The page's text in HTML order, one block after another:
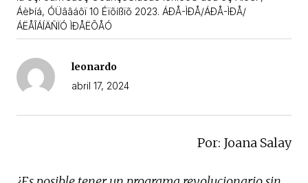
ÁèÞíá, ÓÜââáôï 10 Éïõíßïõ 2023. ÁÐÅ-ÌÐÅ/ÁÐÅ-ÌÐÅ/
ÁËÅÎÁÍÄÑÏÓ ÌÐÅËÔÅÓ
leonardo
abril 17, 2024
Por: Joana Salay